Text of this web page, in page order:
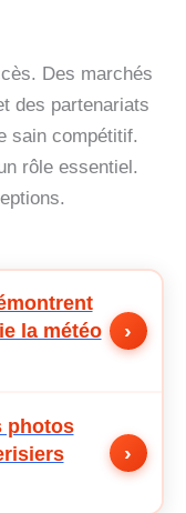
Des marchés
des partenariats
sain compétitif.
rôle essentiel.
la météo
›
photos
›